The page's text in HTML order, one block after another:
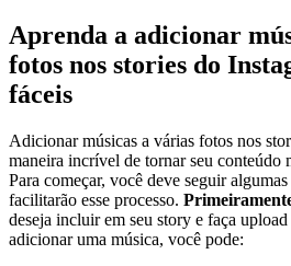
Aprenda a adicionar
fotos nos stories do
fáceis
Adicionar músicas a várias fotos nos
maneira incrível de ​tornar seu ⁣conteúdo
Para ​começar, você⁤ deve seguir
facilitarão esse ‍processo.
deseja incluir​ em seu story e faça upload
adicionar uma⁤ música,‍ você pode:⁤